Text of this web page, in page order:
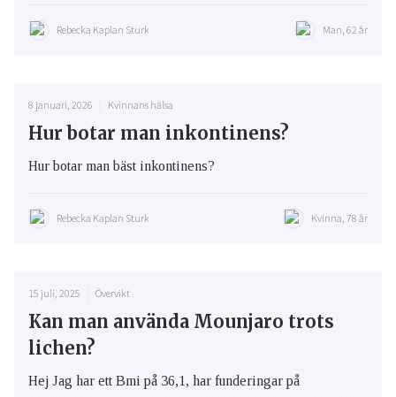
Rebecka Kaplan Sturk Man, 62 år
8 januari, 2026 Kvinnans hälsa
Hur botar man inkontinens?
Hur botar man bäst inkontinens?
Rebecka Kaplan Sturk Kvinna, 78 år
15 juli, 2025 Övervikt
Kan man använda Mounjaro trots
lichen?
Hej Jag har ett Bmi på 36,1, har funderingar på